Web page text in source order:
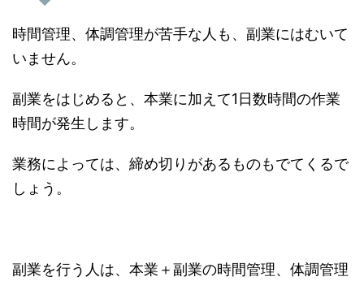
時間管理、体調管理が苦手な人も、副業にはむいて
いません。
副業をはじめると、本業に加えて1日数時間の作業
時間が発生します。
業務によっては、締め切りがあるものもでてくるで
しょう。
副業を行う人は、本業＋副業の時間管理、体調管理